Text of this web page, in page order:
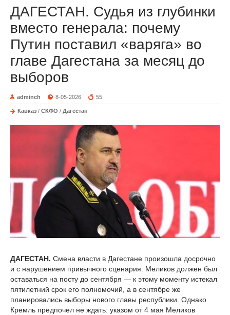
ДАГЕСТАН. Судья из глубинки
вместо генерала: почему
Путин поставил «варяга» во
главе Дагестана за месяц до
выборов
adminch 8-05-2026 55
Кавказ / СКФО / Дагестан
ДАГЕСТАН. Смена власти в Дагестане произошла досрочно
и с нарушением привычного сценария. Меликов должен был
оставаться на посту до сентября — к этому моменту истекал
пятилетний срок его полномочий, а в сентябре же
планировались выборы нового главы республики. Однако
Кремль предпочел не ждать: указом от 4 мая Меликов